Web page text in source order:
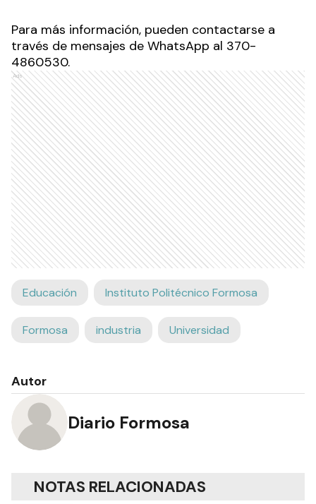
Para más información, pueden contactarse a
través de mensajes de WhatsApp al 370-
4860530.
Ads
Educación Instituto Politécnico Formosa
Formosa industria Universidad
Autor
Diario Formosa
NOTAS RELACIONADAS